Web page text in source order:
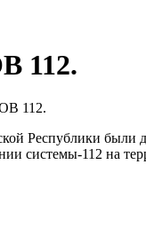
112.
112.
Республики
системы-112 на